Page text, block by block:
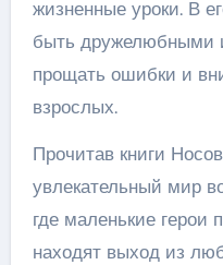
жизненные уроки. В
быть дружелюбными
прощать ошибки и
взрослых.
Прочитав книги
увлекательный мир
где маленькие герои
находят выход из